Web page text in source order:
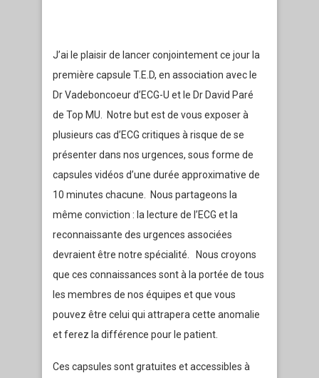
J’ai le plaisir de lancer conjointement ce jour la
première capsule T.E.D, en association avec le
Dr Vadeboncoeur d’ECG-U et le Dr David Paré
de Top MU. Notre but est de vous exposer à
plusieurs cas d’ECG critiques à risque de se
présenter dans nos urgences, sous forme de
capsules vidéos d’une durée approximative de
10 minutes chacune. Nous partageons la
même conviction : la lecture de l’ECG et la
reconnaissante des urgences associées
devraient être notre spécialité. Nous croyons
que ces connaissances sont à la portée de tous
les membres de nos équipes et que vous
pouvez être celui qui attrapera cette anomalie
et ferez la différence pour le patient.
Ces capsules sont gratuites et accessibles à